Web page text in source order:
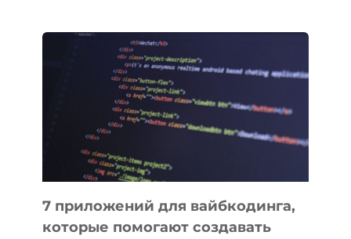
ПОЛЕЗНЫХ
ИНСТРУМЕНТОВ
ДЛЯ
РАБОТЫ
7 приложений для вайбкодинга,
которые помогают создавать